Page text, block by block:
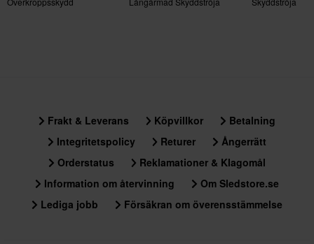
Frakt & Leverans Köpvillkor
Betalning
Integritetspolicy
Returer
Ångerrätt
Orderstatus
Reklamationer & Klagomål
Information om återvinning
Om Sledstore.se
Lediga jobb
Försäkran om överensstämmelse